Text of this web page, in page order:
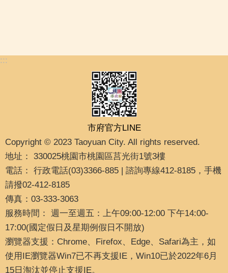
:::
市府官方LINE
Copyright © 2023 Taoyuan City. All rights reserved.
地址： 330025桃園市桃園區莒光街1號3樓
電話： 行政電話(03)3366-885 | 諮詢專線412-8185，手機
請撥02-412-8185
傳真：03-333-3063
服務時間： 週一至週五：上午09:00-12:00 下午14:00-
17:00(國定假日及星期例假日不開放)
瀏覽器支援：Chrome、Firefox、Edge、Safari為主，如
使用IE瀏覽器Win7已不再支援IE，Win10已於2022年6月
15日淘汰並停止支援IE。